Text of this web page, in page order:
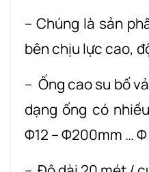
– Chúng là sản
bên chịu lực cao,
– Ống cao su bố
dạng ống có
Φ12 – Φ200mm …